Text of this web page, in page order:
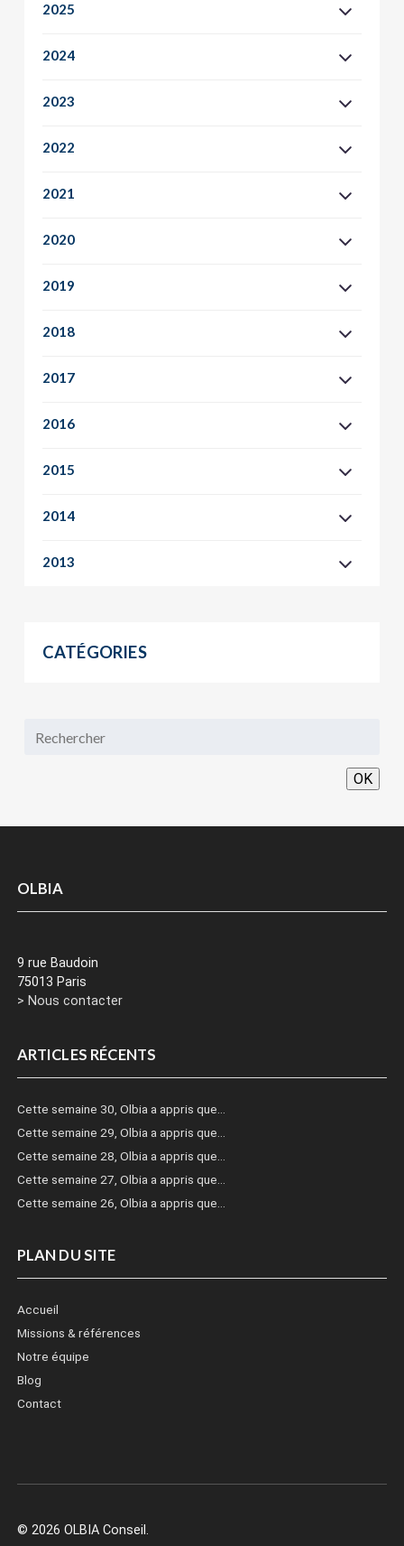
2025
2024
2023
2022
2021
2020
2019
2018
2017
2016
2015
2014
2013
CATÉGORIES
OK
OLBIA
9 rue Baudoin
75013 Paris
> Nous contacter
ARTICLES RÉCENTS
Cette semaine 30, Olbia a appris que…
Cette semaine 29, Olbia a appris que…
Cette semaine 28, Olbia a appris que…
Cette semaine 27, Olbia a appris que…
Cette semaine 26, Olbia a appris que…
PLAN DU SITE
Accueil
Missions & références
Notre équipe
Blog
Contact
© 2026 OLBIA Conseil.